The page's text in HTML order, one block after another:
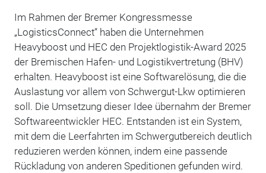
Im Rahmen der Bremer Kongressmesse
„LogisticsConnect“ haben die Unternehmen
Heavyboost und HEC den Projektlogistik-Award 2025
der Bremischen Hafen- und Logistikvertretung (BHV)
erhalten. Heavyboost ist eine Softwarelösung, die die
Auslastung vor allem von Schwergut-Lkw optimieren
soll. Die Umsetzung dieser Idee übernahm der Bremer
Softwareentwickler HEC. Entstanden ist ein System,
mit dem die Leerfahrten im Schwergutbereich deutlich
reduzieren werden können, indem eine passende
Rückladung von anderen Speditionen gefunden wird.